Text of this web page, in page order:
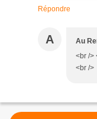
Répondre
A Au
<br />
<br />